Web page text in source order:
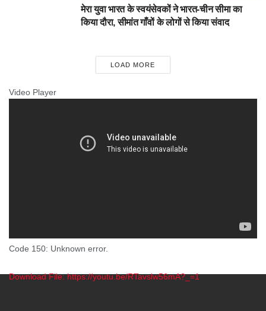
मेरा युवा भारत के स्वयंसेवकों ने भारत-चीन सीमा का
किया दौरा, सीमांत गाँवों के लोगों से किया संवाद
LOAD MORE
Video Player
Code 150: Unknown error.
Download File: https://youtu.be/RTavslw56mA?_=1